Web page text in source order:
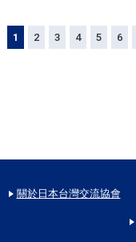
1 2 3 4 5 6
關於日本台灣交流協會